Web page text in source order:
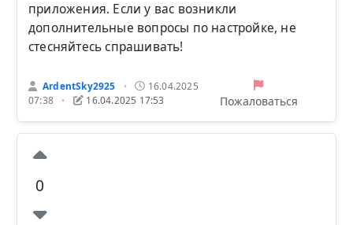
приложения. Если у вас возникли
дополнительные вопросы по настройке, не
стесняйтесь спрашивать!
ArdentSky2925 •
16.04.2025
07:38
• 16.04.2025 17:53 Пожаловаться
0